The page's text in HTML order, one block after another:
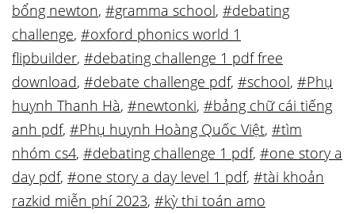
bổng newton, #gramma school, #debating
challenge, #oxford phonics world 1
flipbuilder, #debating challenge 1 pdf free
download, #debate challenge pdf, #school, #Phụ
huynh Thanh Hà, #newtonki, #bảng chữ cái tiếng
anh pdf, #Phụ huynh Hoàng Quốc Việt, #tìm
nhóm cs4, #debating challenge 1 pdf, #one story a
day pdf, #one story a day level 1 pdf, #tài khoản
razkid miễn phí 2023, #kỳ thi toán amo